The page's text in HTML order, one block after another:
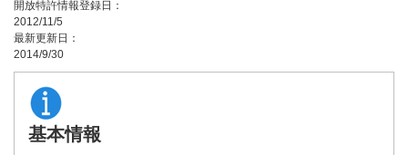
開放特許情報登録日：
2012/11/5
最新更新日：
2014/9/30
基本情報